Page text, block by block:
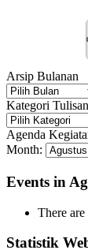
Arsip Bulanan
Arsip
Bulanan
Kategori Tulisan
Kategori
Tulisan
Agenda
Month:
Events in
There
Statistik